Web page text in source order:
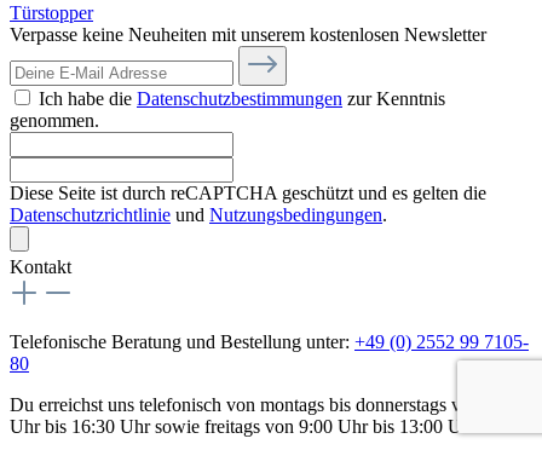
Türstopper
Verpasse keine Neuheiten mit unserem kostenlosen Newsletter
Ich habe die Datenschutzbestimmungen zur Kenntnis
genommen.
Diese Seite ist durch reCAPTCHA geschützt und es gelten die
Datenschutzrichtlinie und Nutzungsbedingungen.
Kontakt
Telefonische Beratung und Bestellung unter: +49 (0) 2552 99 7105-
80
Du erreichst uns telefonisch von montags bis donnerstags von 9:00
Uhr bis 16:30 Uhr sowie freitags von 9:00 Uhr bis 13:00 Uhr.